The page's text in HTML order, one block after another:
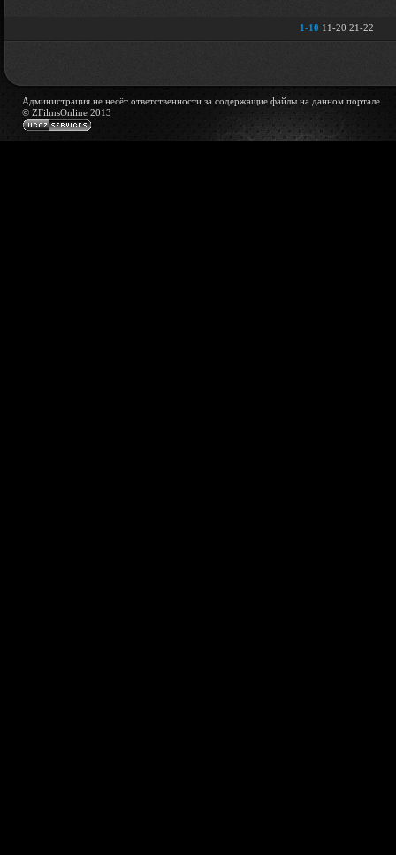
1-10 11-20 21-22
Администрация не несёт ответственности за содержащие файлы на данном портале.
© ZFilmsOnline 2013